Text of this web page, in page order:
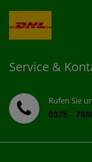
Service &
Rufen Sie
0375 -